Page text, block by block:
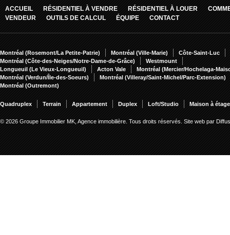
ACCUEIL RÉSIDENTIEL À VENDRE RÉSIDENTIEL À LOUER
VENDEUR
OUTILS DE CALCUL ÉQUIPE CONTACT
Montréal (Rosemont/La Petite-Patrie) Montréal (Ville-Marie)
Côte-Saint-Luc
Montréal (Côte-des-Neiges/Notre-Dame-de-Grâce)
Westmount
Longueuil (Le Vieux-Longueuil)
Acton Vale
Montréal (Mercier/Hochelaga-
Montréal (Verdun/Île-des-Soeurs)
Montréal (Villeray/Saint-Michel/Parc-Extension)
Montréal (Outremont)
Quadruplex Terrain Appartement Duplex Loft/Studio Maison à
© 2026 Groupe Immobilier MK, Agence immobilière. Tous droits réservés. Site web par